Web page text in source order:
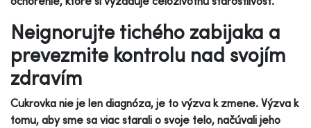
Neignorujte tichého zabijaka a
prevezmite kontrolu nad svojím
zdravím
Cukrovka nie je len diagnóza, je to výzva k zmene. Výzva k
tomu, aby sme sa viac starali o svoje telo, načúvali jeho